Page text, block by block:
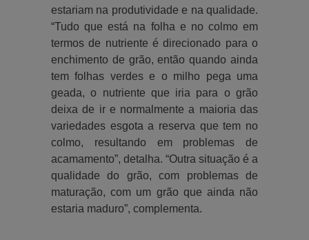
estariam na produtividade e na qualidade.
“Tudo que está na folha e no colmo em
termos de nutriente é direcionado para o
enchimento de grão, então quando ainda
tem folhas verdes e o milho pega uma
geada, o nutriente que iria para o grão
deixa de ir e normalmente a maioria das
variedades esgota a reserva que tem no
colmo, resultando em problemas de
acamamento”, detalha. “Outra situação é a
qualidade do grão, com problemas de
maturação, com um grão que ainda não
estaria maduro”, complementa.